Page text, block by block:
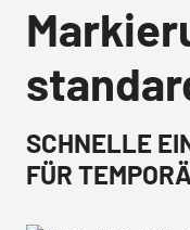
SCHNELLE
FÜR